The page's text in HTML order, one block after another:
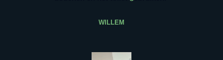
WILLEM